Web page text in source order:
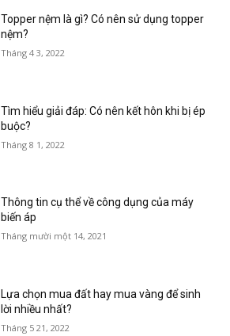
Topper nệm là gì? Có nên sử dụng topper
nệm?
Tháng 4 3, 2022
Tìm hiểu giải đáp: Có nên kết hôn khi bị ép
buộc?
Tháng 8 1, 2022
Thông tin cụ thể về công dụng của máy
biến áp
Tháng mười một 14, 2021
Lựa chọn mua đất hay mua vàng để sinh
lời nhiều nhất?
Tháng 5 21, 2022